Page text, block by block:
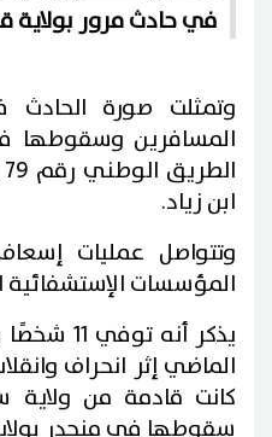
في حادث مرور بولاية
وتمثلت صورة الحادث
المسافرين
ابن زياد.
وتتواصل عمليات
المؤسسات الإستشفائية
الماضي إثر انحراف
كانت قادمة من ولاية
سقوطها في منحدر